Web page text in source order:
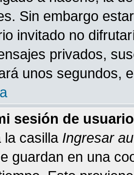
Sin embargo
invitado no
privados,
unos segundos,
sesión de
la casilla Ingresar
guardan en una